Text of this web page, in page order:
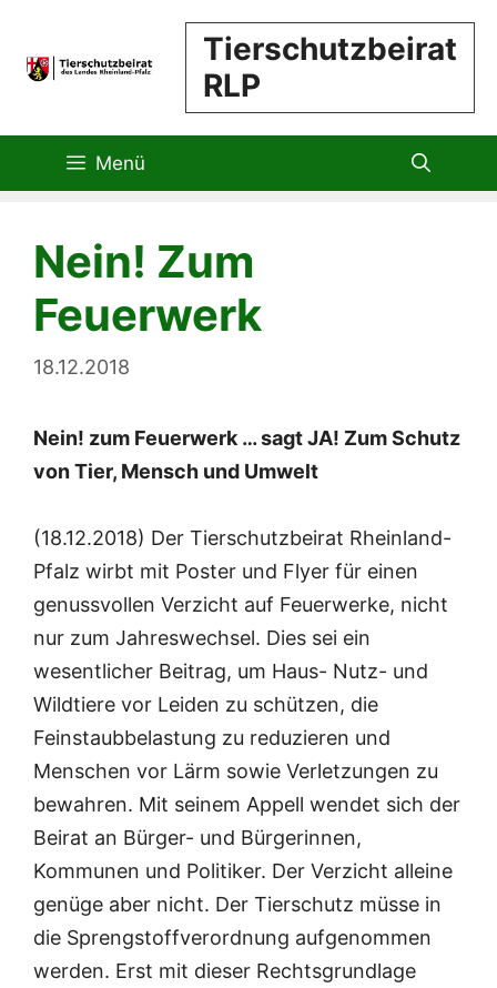
springen
Tierschutzbeirat
RLP
Menü
Nein! Zum
Feuerwerk
18.12.2018
Nein! zum Feuerwerk … sagt JA! Zum Schutz
von Tier, Mensch und Umwelt
(18.12.2018) Der Tierschutzbeirat Rheinland-
Pfalz wirbt mit Poster und Flyer für einen
genussvollen Verzicht auf Feuerwerke, nicht
nur zum Jahreswechsel. Dies sei ein
wesentlicher Beitrag, um Haus- Nutz- und
Wildtiere vor Leiden zu schützen, die
Feinstaubbelastung zu reduzieren und
Menschen vor Lärm sowie Verletzungen zu
bewahren. Mit seinem Appell wendet sich der
Beirat an Bürger- und Bürgerinnen,
Kommunen und Politiker. Der Verzicht alleine
genüge aber nicht. Der Tierschutz müsse in
die Sprengstoffverordnung aufgenommen
werden. Erst mit dieser Rechtsgrundlage